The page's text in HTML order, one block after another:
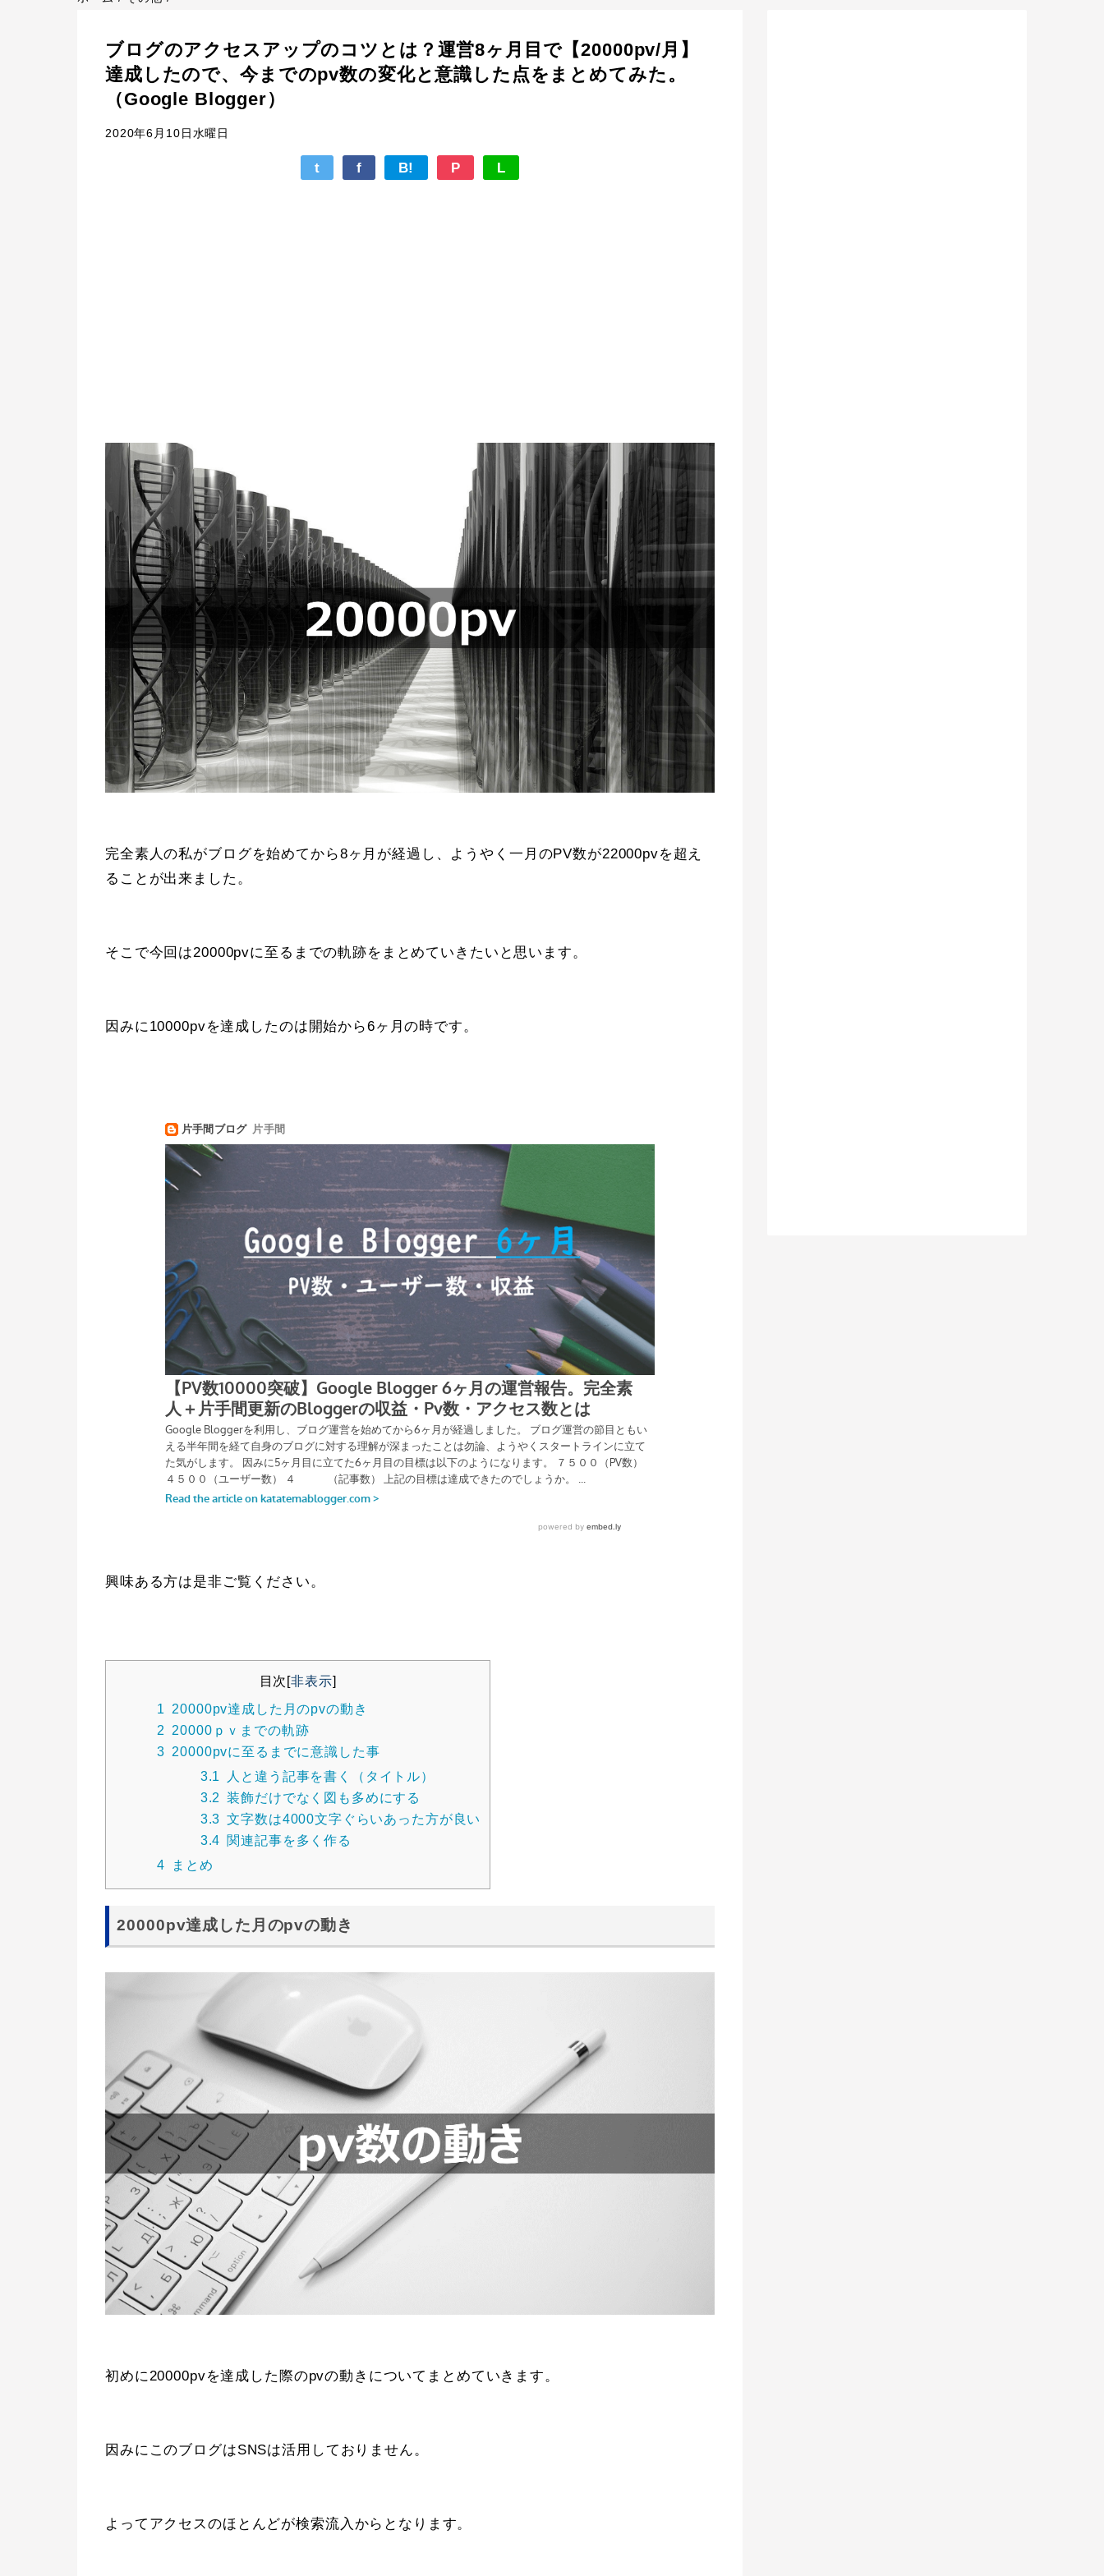
ブログのアクセスアップのコツとは？運営8ヶ月目で【20000pv/月】
達成したので、今までのpv数の変化と意識した点をまとめてみた。
（Google Blogger）
2020年6月10日水曜日
t f B! P L
完全素人の私がブログを始めてから8ヶ月が経過し、ようやく一月のPV数が22000pvを超え
ることが出来ました。
そこで今回は20000pvに至るまでの軌跡をまとめていきたいと思います。
因みに10000pvを達成したのは開始から6ヶ月の時です。
興味ある方は是非ご覧ください。
目次[非表示]
1
20000pv達成した月のpvの動き
2
20000ｐｖまでの軌跡
3 20000pvに至るまでに意識した事
3.1
人と違う記事を書く（タイトル）
3.2 装飾だけでなく図も多めにする
3.3 文字数は4000文字ぐらいあった方が良い
3.4 関連記事を多く作る
4
まとめ
20000pv達成した月のpvの動き
初めに20000pvを達成した際のpvの動きについてまとめていきます。
因みにこのブログはSNSは活用しておりません。
よってアクセスのほとんどが検索流入からとなります。